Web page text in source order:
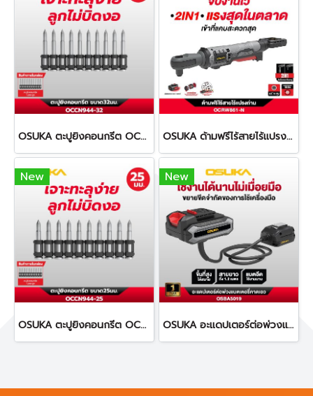
OSUKA ตะปูยิงคอนกรีต OCCN944-32 ทนทานต่อการกัดกร่อน OSUKA ด้ามฟรีไร้สายไร้แปรงถ่าน OCRW861
New
OSUKA ตะปูยิงคอนกรีต OCCN944-25 ทนทานต่อการกัดกร่อน
New
OSUKA อะแดปเตอร์ต่อพ่วงแบตเตอรี่คาดเอว ยาว 1.2 เมตร OSBA5019